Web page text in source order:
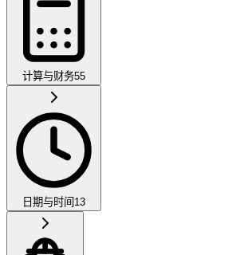
计算与财务55
日期与时间 13